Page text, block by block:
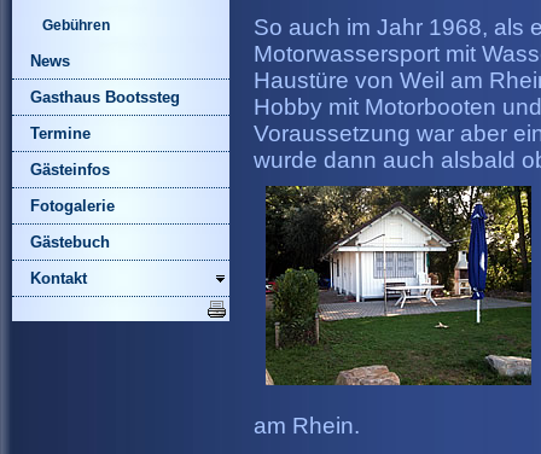
Gebühren
News
Gasthaus Bootssteg
Termine
Gästeinfos
Fotogalerie
Gästebuch
Kontakt
So auch im Jahr 1968, als
Motorwassersport mit
Haustüre von Weil am
Hobby mit Motorbooten
Voraussetzung war aber
wurde dann auch alsbald
am Rhein.